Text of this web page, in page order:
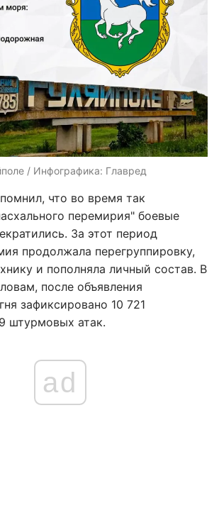
/ Инфографика: Главред
что во время так
перемирия" боевые
За этот период
продолжала перегруппировку,
и пополняла личный состав. В
после объявления
зафиксировано 10 721
штурмовых атак.
ad